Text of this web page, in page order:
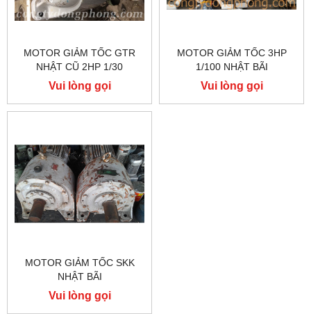
MOTOR GIẢM TỐC GTR
NHẬT CŨ 2HP 1/30
Vui lòng gọi
MOTOR GIẢM TỐC 3HP
1/100 NHẬT BÃI
Vui lòng gọi
MOTOR GIẢM TỐC SKK
NHẬT BÃI
Vui lòng gọi